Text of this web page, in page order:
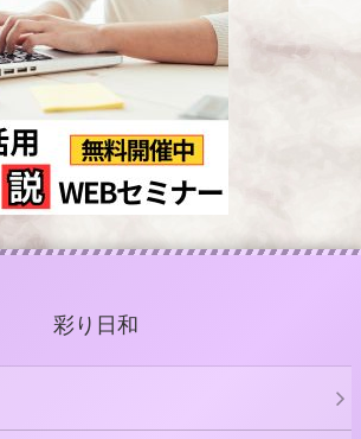
彩り日和